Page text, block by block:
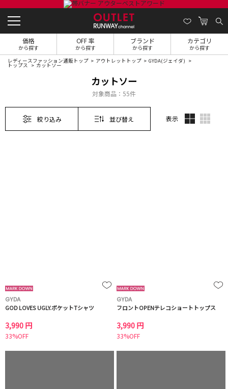
価格
から探す
OFF 率
から探す
ブランド
から探す
カテゴリ
から探す
レディースファッション通販トップ アウトレットトップ GYDA(ジェイダ)
トップス カットソー
カットソー
対象商品： 55件
絞り込み 並び替え 表示
GYDA
GOD LOVES UGLY.ポケットTシャツ
3,990 円
33%OFF
GYDA
フロントOPENテレコショートトップス
3,990 円
33%OFF